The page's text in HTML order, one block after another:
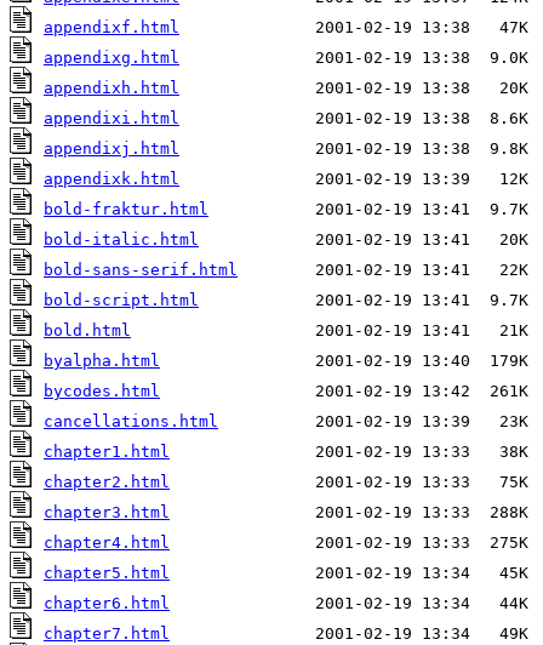
appendixf.html
appendixg.html
appendixh.html
appendixi.html
appendixj.html
appendixk.html
bold-fraktur.html
bold-italic.html
bold-sans-serif.html
bold-script.html
bold.html
byalpha.html
bycodes.html
cancellations.html
chapter1.html
chapter2.html
chapter3.html
chapter4.html
chapter5.html
chapter6.html
chapter7.html